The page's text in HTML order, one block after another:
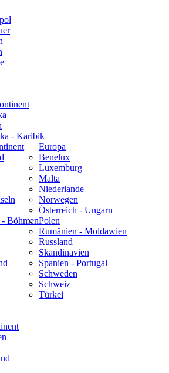
- Karibik
Europa
- Böhmen
Benelux
Luxemburg
Malta
Niederlande
Norwegen
Österreich - Ungarn
Polen
Rumänien - Moldawien
Russland
Skandinavien
Spanien - Portugal
Schweden
Schweiz
Türkei